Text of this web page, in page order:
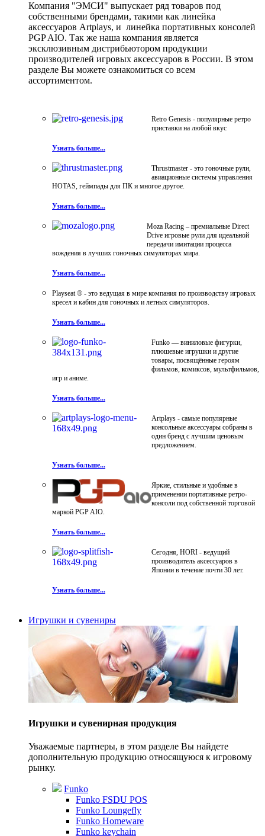
Компания "ЭМСИ" выпускает ряд товаров под
собственными брендами, такими как линейка
аксессуаров Artplays, и линейка портативных консолей
PGP AIO. Так же наша компания является
эксклюзивным дистрибьютором продукции
производителей игровых аксессуаров в России. В этом
разделе Вы можете ознакомиться со всем
ассортиментом.
Retro Genesis - популярные ретро
приставки на любой вкус
Узнать больше...
Thrustmaster - это гоночные рули,
авиационные системы управления
HOTAS, геймпады для ПК и многое другое.
Узнать больше...
Moza Racing – премиальные Direct
Drive игровые рули для идеальной
передачи имитации процесса
вождения в лучших гоночных симуляторах мира.
Узнать больше...
Playseat ® - это ведущая в мире компания по производству игровых
кресел и кабин для гоночных и летных симуляторов.
Узнать больше...
Funko — виниловые фигурки,
плюшевые игрушки и другие
товары, посвящённые героям
фильмов, комиксов, мультфильмов,
игр и аниме.
Узнать больше...
Artplays - самые популярные
консольные аксессуары собраны в
один бренд с лучшим ценовым
предложением.
Узнать больше...
Яркие, стильные и удобные в
применении портативные ретро-
консоли под собственной торговой
маркой PGP AIO.
Узнать больше...
Сегодня, HORI - ведущий
производитель аксессуаров в
Японии в течение почти 30 лет.
Узнать больше...
Игрушки и сувениры
Игрушки и сувенирная продукция
Уважаемые партнеры, в этом разделе Вы найдете
дополнительную продукцию относящуюся к игровому
рынку.
Funko
Funko FSDU POS
Funko Loungefly
Funko Homeware
Funko keychain